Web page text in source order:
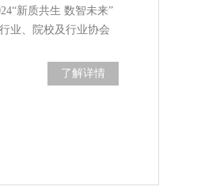
新质共生 数智未来”
业、院校及行业协会
了解详情